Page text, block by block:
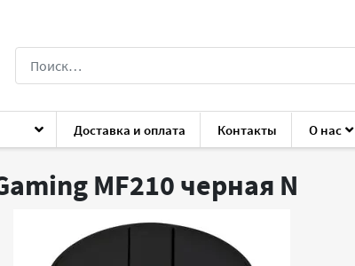
Доставка и оплата Контакты О нас
Клавиатуры и мыши 2E Gaming MF210 черная
MF210 черная N